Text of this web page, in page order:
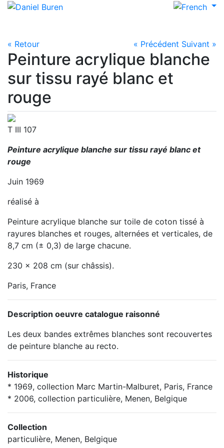
« Retour « Précédent Suivant »
Peinture acrylique blanche
sur tissu rayé blanc et
rouge
T III 107
Peinture acrylique blanche sur tissu rayé blanc et
rouge
Juin 1969
réalisé à
Peinture acrylique blanche sur toile de coton tissé à
rayures blanches et rouges, alternées et verticales, de
8,7 cm (± 0,3) de large chacune.
230 x 208 cm (sur châssis).
Paris, France
Description oeuvre catalogue raisonné
Les deux bandes extrêmes blanches sont recouvertes
de peinture blanche au recto.
Historique
* 1969, collection Marc Martin-Malburet, Paris, France
* 2006, collection particulière, Menen, Belgique
Collection
particulière, Menen, Belgique